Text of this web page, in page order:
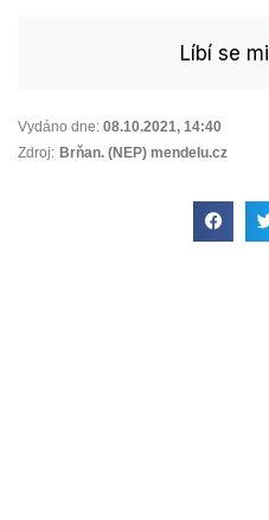
Líbí se mi
Vydáno dne: 08.10.2021, 14:40
Zdroj: Brňan. (NEP) mendelu.cz